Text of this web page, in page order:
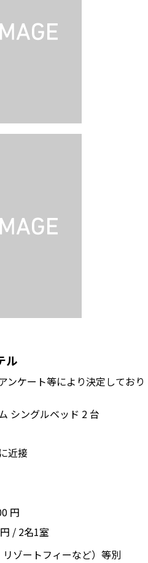
ル
ンケート等により決定しており
シングルベッド 2 台
近接
円
円 / 2名1室
ゾートフィーなど）等別